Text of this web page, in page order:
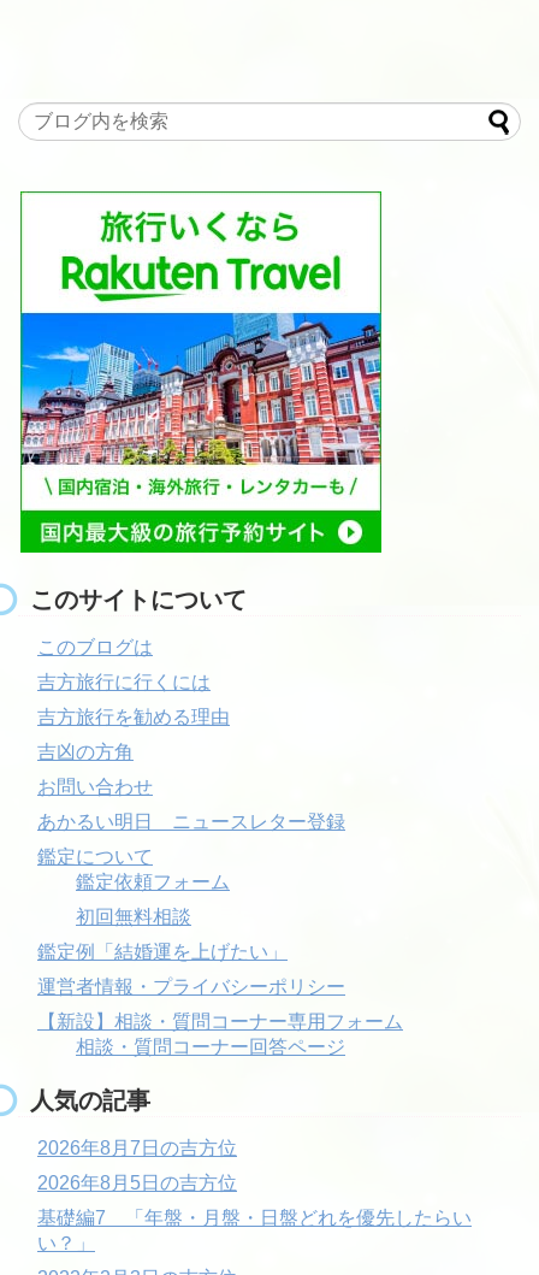
このサイトについて
このブログは
吉方旅行に行くには
吉方旅行を勧める理由
吉凶の方角
お問い合わせ
あかるい明日 ニュースレター登録
鑑定について
鑑定依頼フォーム
初回無料相談
鑑定例「結婚運を上げたい」
運営者情報・プライバシーポリシー
【新設】相談・質問コーナー専用フォーム
相談・質問コーナー回答ページ
人気の記事
2026年8月7日の吉方位
2026年8月5日の吉方位
基礎編7 「年盤・月盤・日盤どれを優先したらい
い？」